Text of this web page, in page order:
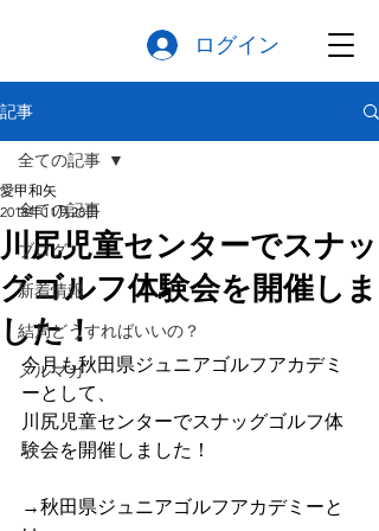
ログイン
記事
全ての記事
ブログ
新着情報
結局どうすればいいの？
メルマガ
全ての記事
川尻児童センターでスナッ
グゴルフ体験会を開催しま
した！
愛甲和矢
2018年11月28日
今月も秋田県ジュニアゴルフアカデミ
ーとして、
川尻児童センターでスナッグゴルフ体
験会を開催しました！
→秋田県ジュニアゴルフアカデミーと